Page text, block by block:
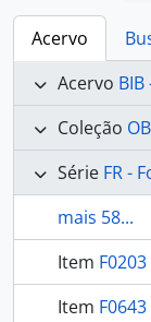
Acervo
Acervo
Coleção
Série FR -
mais 58...
Item F0203 /
Item F0643